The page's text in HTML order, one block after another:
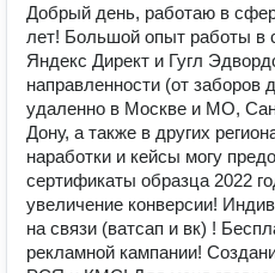
Добрый день, работаю в
лет! Большой опыт работы в
Яндекс Директ и Гугл
направленности (от
удаленно в Москве и МО,
Дону, а также в других
наработки и кейсы могу
сертификаты образца 2022
увеличение конверсии!
на связи (ватсап и вк) !
рекламной кампании!